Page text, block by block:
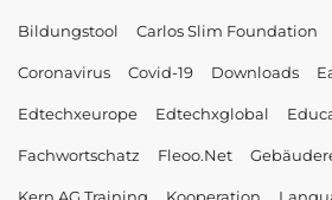
Bildungstool Carlos Slim Foundation
Coronavirus Covid-19 Downloads
Edtechxeurope Edtechxglobal
Fachwortschatz Fleoo.net